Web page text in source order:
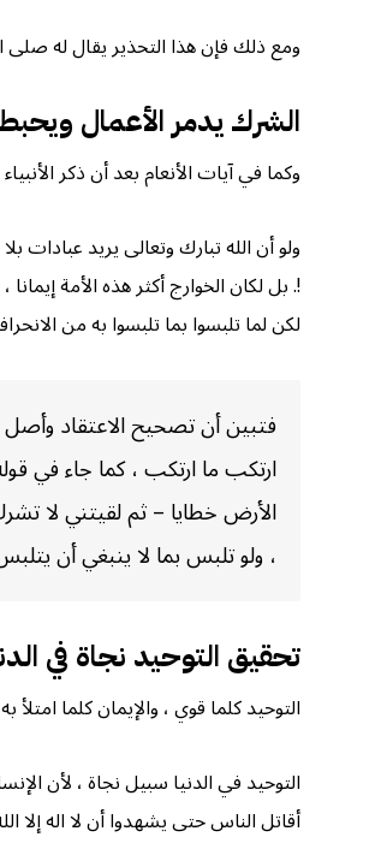
ومع ذلك فإن هذا التحذير يقال له صلى
الشرك يدمر الأعمال
وكما في آيات الأنعام بعد أن ذكر
ولو أن الله تبارك وتعالى يريد عبادات
!. بل لكان الخوارج أكثر هذه الأمة
لكن لما تلبسوا بما تلبسوا به من
فتبين أن تصحيح الاعتقاد وأصل
ارتكب ما ارتكب ، كما جاء في
الأرض خطايا – ثم لقيتني لا
، ولو تلبس بما لا ينبغي أن
تحقيق التوحيد نجاة في
التوحيد كلما قوي ، والإيمان كلما
التوحيد في الدنيا سبيل نجاة ، لأن
أقاتل الناس حتى يشهدوا أن لا اله إلا